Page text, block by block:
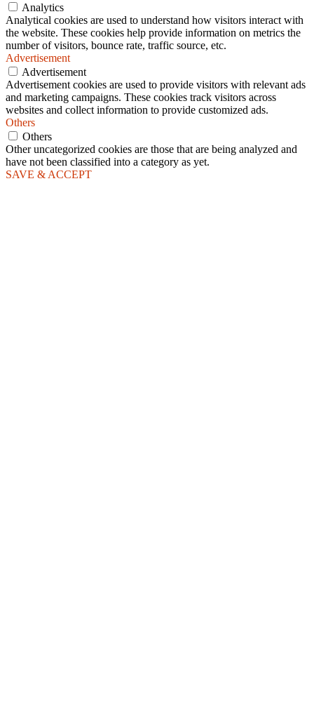
Analytics
Analytical cookies are used to understand how visitors interact with
the website. These cookies help provide information on metrics the
number of visitors, bounce rate, traffic source, etc.
Advertisement
Advertisement
Advertisement cookies are used to provide visitors with relevant ads
and marketing campaigns. These cookies track visitors across
websites and collect information to provide customized ads.
Others
Others
Other uncategorized cookies are those that are being analyzed and
have not been classified into a category as yet.
SAVE & ACCEPT